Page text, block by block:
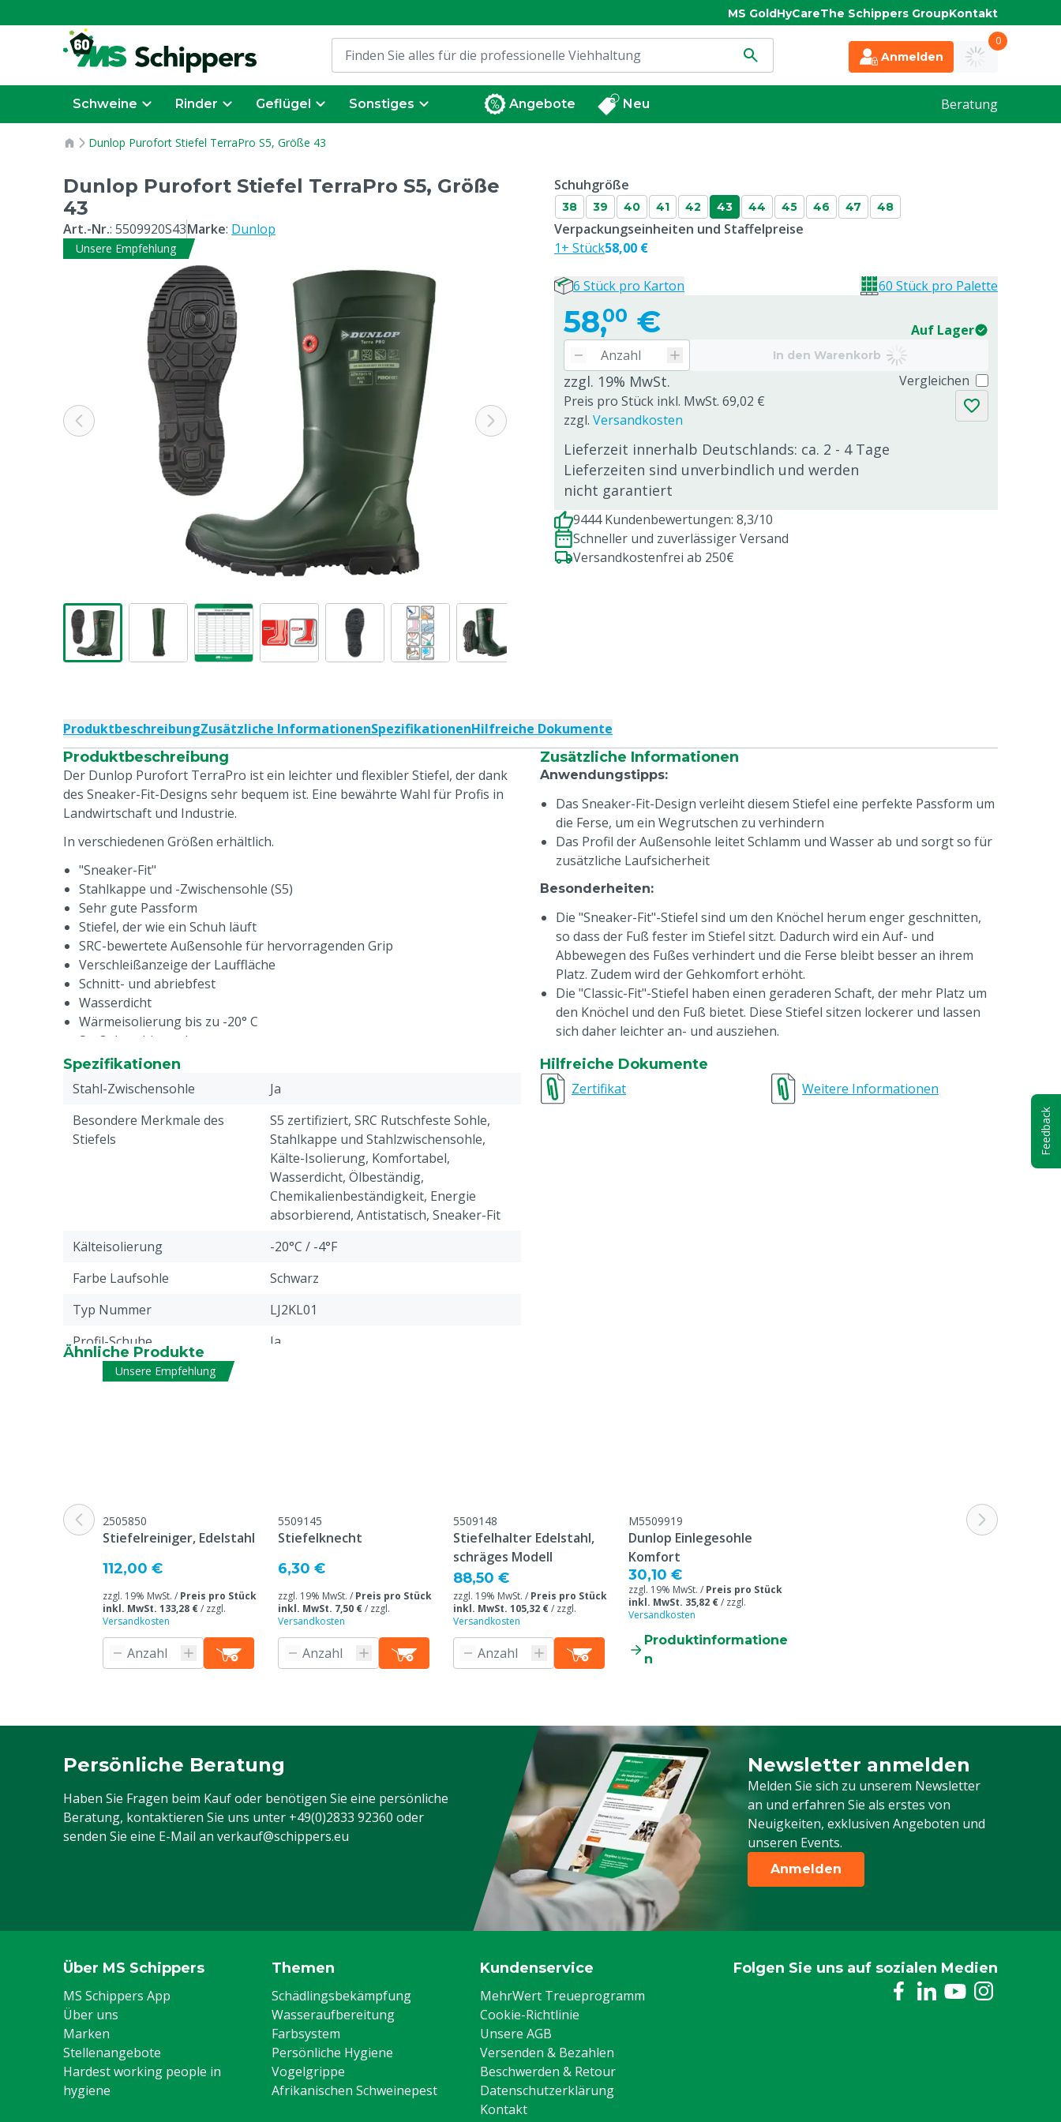
MS GoldHyCareThe Schippers GroupKontakt
Anmelden
0
Schweine Rinder Geflügel Sonstiges Angebote Neu Beratung
Dunlop Purofort Stiefel TerraPro S5, Größe 43
Dunlop Purofort Stiefel TerraPro S5, Größe
43
Art.-Nr.: 5509920S43Marke: Dunlop
Unsere Empfehlung
Schuhgröße
38 39 40 41 42 43 44 45 46 47 48
58,00 € Auf Lager
In den Warenkorb
zzgl. 19% MwSt.
Preis pro Stück inkl. MwSt. 69,02 €
zzgl. Versandkosten
Lieferzeit innerhalb Deutschlands: ca. 2 - 4 Tage
Lieferzeiten sind unverbindlich und werden
nicht garantiert
Vergleichen
Verpackungseinheiten und Staffelpreise
1+ Stück58,00 €
6 Stück pro Karton 60 Stück pro Palette
9444 Kundenbewertungen: 8,3/10
Schneller und zuverlässiger Versand
Versandkostenfrei ab 250€
ProduktbeschreibungZusätzliche InformationenSpezifikationenHilfreiche Dokumente
Produktbeschreibung
Der Dunlop Purofort TerraPro ist ein leichter und flexibler Stiefel, der dank
des Sneaker-Fit-Designs sehr bequem ist. Eine bewährte Wahl für Profis in
Landwirtschaft und Industrie.
In verschiedenen Größen erhältlich.
"Sneaker-Fit"
Stahlkappe und -Zwischensohle (S5)
Sehr gute Passform
Stiefel, der wie ein Schuh läuft
SRC-bewertete Außensohle für hervorragenden Grip
Verschleißanzeige der Lauffläche
Schnitt- und abriebfest
Wasserdicht
Wärmeisolierung bis zu -20° C
Stoßabsorbierend
Zusätzliche Informationen
Anwendungstipps:
Das Sneaker-Fit-Design verleiht diesem Stiefel eine perfekte Passform um
die Ferse, um ein Wegrutschen zu verhindern
Das Profil der Außensohle leitet Schlamm und Wasser ab und sorgt so für
zusätzliche Laufsicherheit
Besonderheiten:
Die "Sneaker-Fit"-Stiefel sind um den Knöchel herum enger geschnitten,
so dass der Fuß fester im Stiefel sitzt. Dadurch wird ein Auf- und
Abbewegen des Fußes verhindert und die Ferse bleibt besser an ihrem
Platz. Zudem wird der Gehkomfort erhöht.
Die "Classic-Fit"-Stiefel haben einen geraderen Schaft, der mehr Platz um
den Knöchel und den Fuß bietet. Diese Stiefel sitzen lockerer und lassen
sich daher leichter an- und ausziehen.
Spezifikationen
Stahl-Zwischensohle
Ja
Besondere Merkmale des
Stiefels
S5 zertifiziert, SRC Rutschfeste Sohle,
Stahlkappe und Stahlzwischensohle,
Kälte-Isolierung, Komfortabel,
Wasserdicht, Ölbeständig,
Chemikalienbeständigkeit, Energie
absorbierend, Antistatisch, Sneaker-Fit
Kälteisolierung
-20°C / -4°F
Farbe Laufsohle
Schwarz
Typ Nummer
LJ2KL01
Profil-Schuhe
Ja
Antistatisch
Energieabsorbierend
Ja
Sicherheitsnorm
S5
Normen und Zertifizierungen
EN ISO 20345:2011
Modell Stiefel
Knie-Modell
Garantie
1 Jahr ab Produktionsdatum, keine
Typ Stiefel
Purofort
Tierarten
Rindvieh, Schweine, Geflügel, Schafe,
Ziegen, Andere
Hilfreiche Dokumente
Zertifikat
Weitere Informationen
Ähnliche Produkte
Unsere Empfehlung
2505850
Stiefelreiniger, Edelstahl
112,00 €
zzgl. 19% MwSt. / Preis pro Stück
inkl. MwSt. 133,28 €/ zzgl.
Versandkosten
5509145
Stiefelknecht
6,30 €
zzgl. 19% MwSt. / Preis pro Stück
inkl. MwSt. 7,50 €/ zzgl.
Versandkosten
5509148
Stiefelhalter Edelstahl,
schräges Modell
88,50 €
zzgl. 19% MwSt. / Preis pro Stück
inkl. MwSt. 105,32 €/ zzgl.
Versandkosten
M5509919
Dunlop Einlegesohle
Komfort
30,10 €
zzgl. 19% MwSt. / Preis pro Stück
inkl. MwSt. 35,82 €/ zzgl.
Versandkosten
Produktinformatione
n
Persönliche Beratung
Haben Sie Fragen beim Kauf oder benötigen Sie eine persönliche
Beratung, kontaktieren Sie uns unter +49(0)2833 92360 oder
senden Sie eine E-Mail an verkauf@schippers.eu
Newsletter anmelden
Melden Sie sich zu unserem Newsletter
an und erfahren Sie als erstes von
Neuigkeiten, exklusiven Angeboten und
unseren Events.
Melden Sie sich für unseren Newsletter
Anmelden
Über MS Schippers
MS Schippers App
Über uns
Marken
Stellenangebote
Hardest working people in
hygiene
Themen
Schädlingsbekämpfung
Wasseraufbereitung
Farbsystem
Persönliche Hygiene
Vogelgrippe
Afrikanischen Schweinepest
Kundenservice
MehrWert Treueprogramm
Cookie-Richtlinie
Unsere AGB
Versenden & Bezahlen
Beschwerden & Retour
Datenschutzerklärung
Kontakt
Folgen Sie uns auf sozialen Medien
Feedback